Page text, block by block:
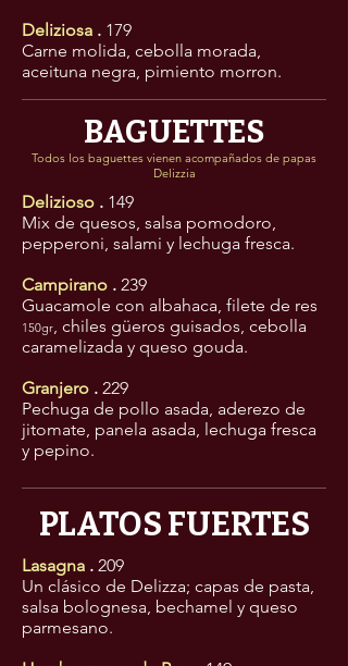
Deliziosa . 179
Carne molida, cebolla morada,
aceituna negra, pimiento morron.
BAGUETTES
Todos los baguettes vienen acompañados de papas
Delizzia
Delizioso . 149
Mix de quesos, salsa pomodoro,
pepperoni, salami y lechuga fresca.
Campirano . 239
Guacamole con albahaca, filete de res
150gr, chiles güeros guisados, cebolla
caramelizada y queso gouda.
Granjero . 229
Pechuga de pollo asada, aderezo de
jitomate, panela asada, lechuga fresca
y pepino.
PLATOS FUERTES
Lasagna . 209
Un clásico de Delizza; capas de pasta,
salsa bolognesa, bechamel y queso
parmesano.